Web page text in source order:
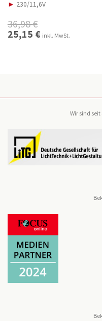
► 230/11,6V
36,98€
Ursprünglicher
Preis
25,15 €Aktueller
Preis
inkl. MwSt.
Wir sind